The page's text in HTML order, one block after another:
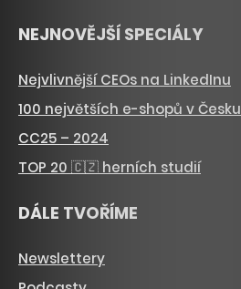
NEJNOVĚJŠÍ SPECIÁLY
Nejvlivnější CEOs na LinkedInu
100 největších e-shopů v Česku
CC25 – 2024
TOP 20 🇨🇿 herních studií
DÁLE TVOŘÍME
Newslettery